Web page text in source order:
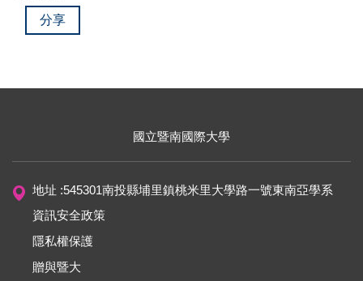
分享
國立暨南國際大學
地址 :545301南投縣埔里鎮桃米里大學路一號東南亞學系
資訊安全政策
隱私權保護
贈與暨大